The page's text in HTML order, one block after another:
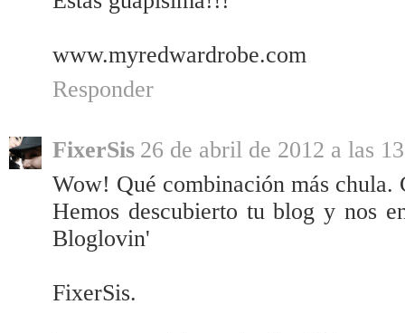
www.myredwardrobe.com
Responder
FixerSis 26 de abril de 2012 a las
Wow! Qué combinación más chula.
Hemos descubierto tu blog y nos
Bloglovin'
FixerSis.